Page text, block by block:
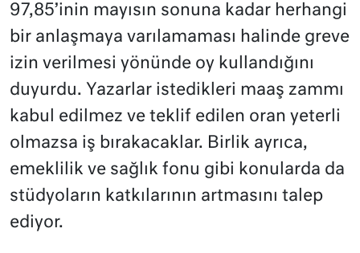
97,85’inin mayısın sonuna kadar herhangi
bir anlaşmaya varılamaması halinde greve
izin verilmesi yönünde oy kullandığını
duyurdu. Yazarlar istedikleri maaş zammı
kabul edilmez ve teklif edilen oran yeterli
olmazsa iş bırakacaklar. Birlik ayrıca,
emeklilik ve sağlık fonu gibi konularda da
stüdyoların katkılarının artmasını talep
ediyor.